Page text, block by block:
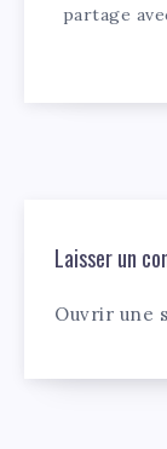
partage
Laisser un
Ouvrir une